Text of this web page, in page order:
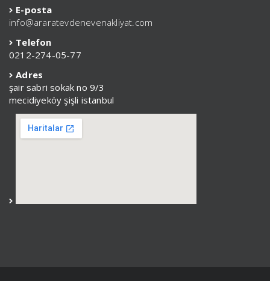
E-posta
info@araratevdenevenakliyat.com
Telefon
0212-274-05-77
Adres
şair sabri sokak no 9/3
mecidiyeköy şişli istanbul